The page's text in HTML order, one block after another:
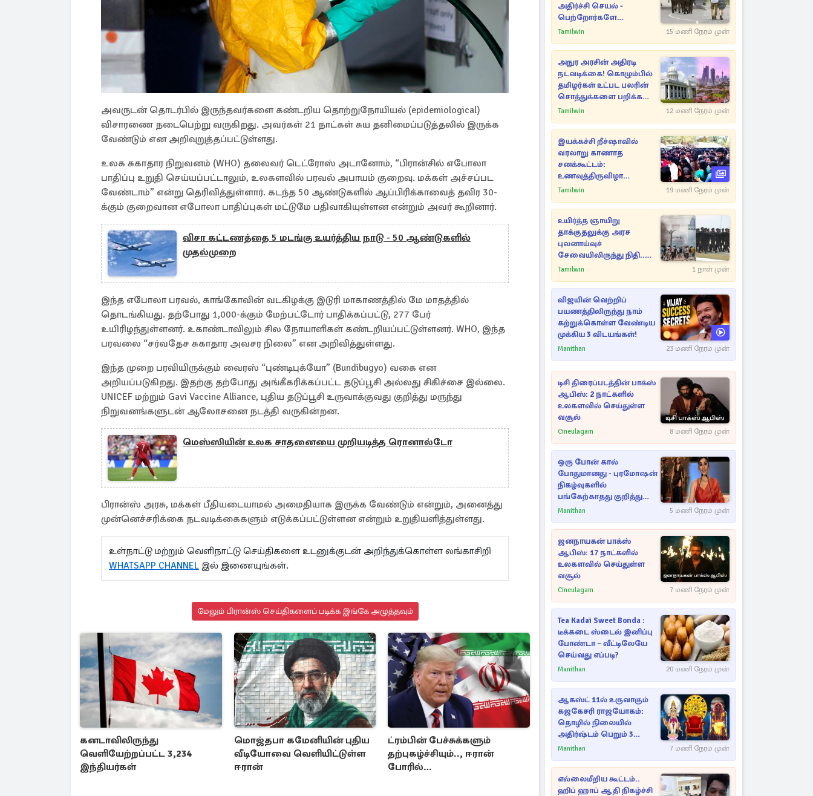
அவருடன் தொடர்பில் இருந்தவர்களை கண்டறிய தொற்றுநோயியல் (epidemiological)
விசாரணை நடைபெற்று வருகிறது. அவர்கள் 21 நாட்கள் சுய தனிமைப்படுத்தலில் இருக்க
வேண்டும் என அறிவுறுத்தப்பட்டுள்ளது.
உலக சுகாதார நிறுவனம் (WHO) தலைவர் டெட்ரோஸ் அடானோம், “பிரான்சில் எபோலா
பாதிப்பு உறுதி செய்யப்பட்டாலும், உலகளவில் பரவல் அபாயம் குறைவு. மக்கள் அச்சப்பட
வேண்டாம்” என்று தெரிவித்துள்ளார். கடந்த 50 ஆண்டுகளில் ஆப்பிரிக்காவைத் தவிர 30-
க்கும் குறைவான எபோலா பாதிப்புகள் மட்டுமே பதிவாகியுள்ளன என்றும் அவர் கூறினார்.
விசா கட்டணத்தை 5 மடங்கு உயர்த்திய நாடு - 50 ஆண்டுகளில்
முதல்முறை
இந்த எபோலா பரவல், காங்கோவின் வடகிழக்கு இடுரி மாகாணத்தில் மே மாதத்தில்
தொடங்கியது. தற்போது 1,000-க்கும் மேற்பட்டோர் பாதிக்கப்பட்டு, 277 பேர்
உயிரிழந்துள்ளனர். உகாண்டாவிலும் சில நோயாளிகள் கண்டறியப்பட்டுள்ளனர். WHO, இந்த
பரவலை “சர்வதேச சுகாதார அவசர நிலை” என அறிவித்துள்ளது.
இந்த முறை பரவியிருக்கும் வைரஸ் “புண்டிபுக்யோ” (Bundibugyo) வகை என
அறியப்படுகிறது. இதற்கு தற்போது அங்கீகரிக்கப்பட்ட தடுப்பூசி அல்லது சிகிச்சை இல்லை.
UNICEF மற்றும் Gavi Vaccine Alliance, புதிய தடுப்பூசி உருவாக்குவது குறித்து மருந்து
நிறுவனங்களுடன் ஆலோசனை நடத்தி வருகின்றன.
மெஸ்ஸியின் உலக சாதனையை முறியடித்த ரொனால்டோ
பிரான்ஸ் அரசு, மக்கள் பீதியடையாமல் அமைதியாக இருக்க வேண்டும் என்றும், அனைத்து
முன்னெச்சரிக்கை நடவடிக்கைகளும் எடுக்கப்பட்டுள்ளன என்றும் உறுதியளித்துள்ளது.
உள்நாட்டு மற்றும் வெளிநாட்டு செய்திகளை உடனுக்குடன் அறிந்துக்கொள்ள லங்காசிறி
WHATSAPP CHANNEL இல் இணையுங்கள்.
மேலும் பிரான்ஸ் செய்திகளைப் படிக்க இங்கே அழுத்தவும்
கனடாவிலிருந்து
வெளியேற்றப்பட்ட 3,234
இந்தியர்கள்
மொஜ்தபா கமேனியின் புதிய
வீடியோவை வெளியிட்டுள்ள
ஈரான்
ட்ரம்பின் பேச்சுக்களும்
தற்புகழ்ச்சியும்.., ஈரான்
போரில்
அமெரிக்கா
அதிர்ச்சி செயல் -
பெற்றோர்களே
எச்சரிக்கை
Tamilwin 15 மணி நேரம் முன்
அநுர அரசின் அதிரடி
நடவடிக்கை! கொழும்பில்
தமிழர்கள் உட்பட பலரின்
சொத்துக்களை பறிக்க
நடவடிக்கை
Tamilwin 12 மணி நேரம் முன்
இயக்கச்சி றீச்ஷாவில்
வரலாறு காணாத
சனக்கூட்டம்:
உணவுத்திருவிழா
இடைநிறுத்தம்
Tamilwin 19 மணி நேரம் முன்
உயிர்த்த ஞாயிறு
தாக்குதலுக்கு அரச
புலனாய்வுச்
சேவையிலிருந்து நிதி..
வெளியான அதிர்ச்சி
Tamilwin 1 நாள் முன்
விஜயின் வெற்றிப்
பயணத்திலிருந்து நாம்
கற்றுக்கொள்ள வேண்டிய
முக்கிய 3 விடயங்கள்!
Manithan 23 மணி நேரம் முன்
டிசி திரைப்படத்தின் பாக்ஸ்
ஆபிஸ்: 2 நாட்களில்
உலகளவில் செய்துள்ள
வசூல்
Cineulagam 8 மணி நேரம் முன்
ஒரு போன் கால்
போதுமானது - புரமோஷன்
நிகழ்வுகளில்
பங்கேற்காதது குறித்து
நயன்தாரா ஓபன் டாக்!
Manithan 5 மணி நேரம் முன்
ஜனநாயகன் பாக்ஸ்
ஆபிஸ்: 17 நாட்களில்
உலகளவில் செய்துள்ள
வசூல்
Cineulagam 7 மணி நேரம் முன்
Tea Kadai Sweet Bonda :
டீக்கடை ஸ்டைல் இனிப்பு
போண்டா – வீட்டிலேயே
செய்வது எப்படி?
Manithan 20 மணி நேரம் முன்
ஆகஸ்ட் 11ல் உருவாகும்
கஜகேசரி ராஜயோகம்:
தொழில் நிலையில்
அதிர்ஷ்டம் பெறும் 3
ராசிகள்!
Manithan 7 மணி நேரம் முன்
எல்லைமீறிய கூட்டம்..
ஹிப் ஹாப் ஆதி நிகழ்ச்சி